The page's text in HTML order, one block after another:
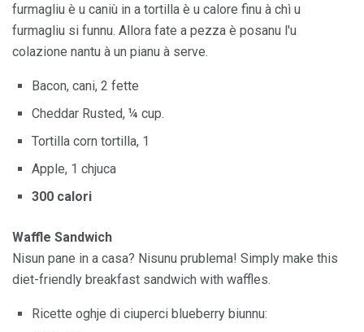
furmagliu è u caniù in a tortilla è u calore finu à chì u
furmagliu si funnu. Allora fate a pezza è posanu l'u
colazione nantu à un pianu à serve.
Bacon, cani, 2 fette
Cheddar Rusted, ¼ cup.
Tortilla corn tortilla, 1
Apple, 1 chjuca
300 calori
Waffle Sandwich
Nisun pane in a casa? Nisunu prublema! Simply make this
diet-friendly breakfast sandwich with waffles.
Ricette oghje di ciuperci blueberry biunnu: